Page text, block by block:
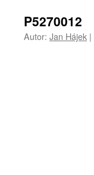
P5270012
Autor: Jan Hájek |